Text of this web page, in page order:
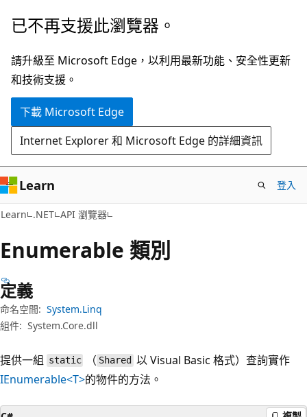
跳
主
要
內
跳
頁
面
內
覽
已不再支援此瀏覽器。
請升級至 Microsoft Edge，以利用最新功能、安全性更新
和技術支援。
下載 Microsoft Edge
Internet Explorer 和 Microsoft Edge 的詳細資訊
Learn 登入
Learn .NET API 瀏覽器
Enumerable 類別
定義
命名空間: System.Linq
組件: System.Core.dll
提供一組 static （ Shared 以 Visual Basic 格式）查詢實作
IEnumerable<T>的物件的方法。